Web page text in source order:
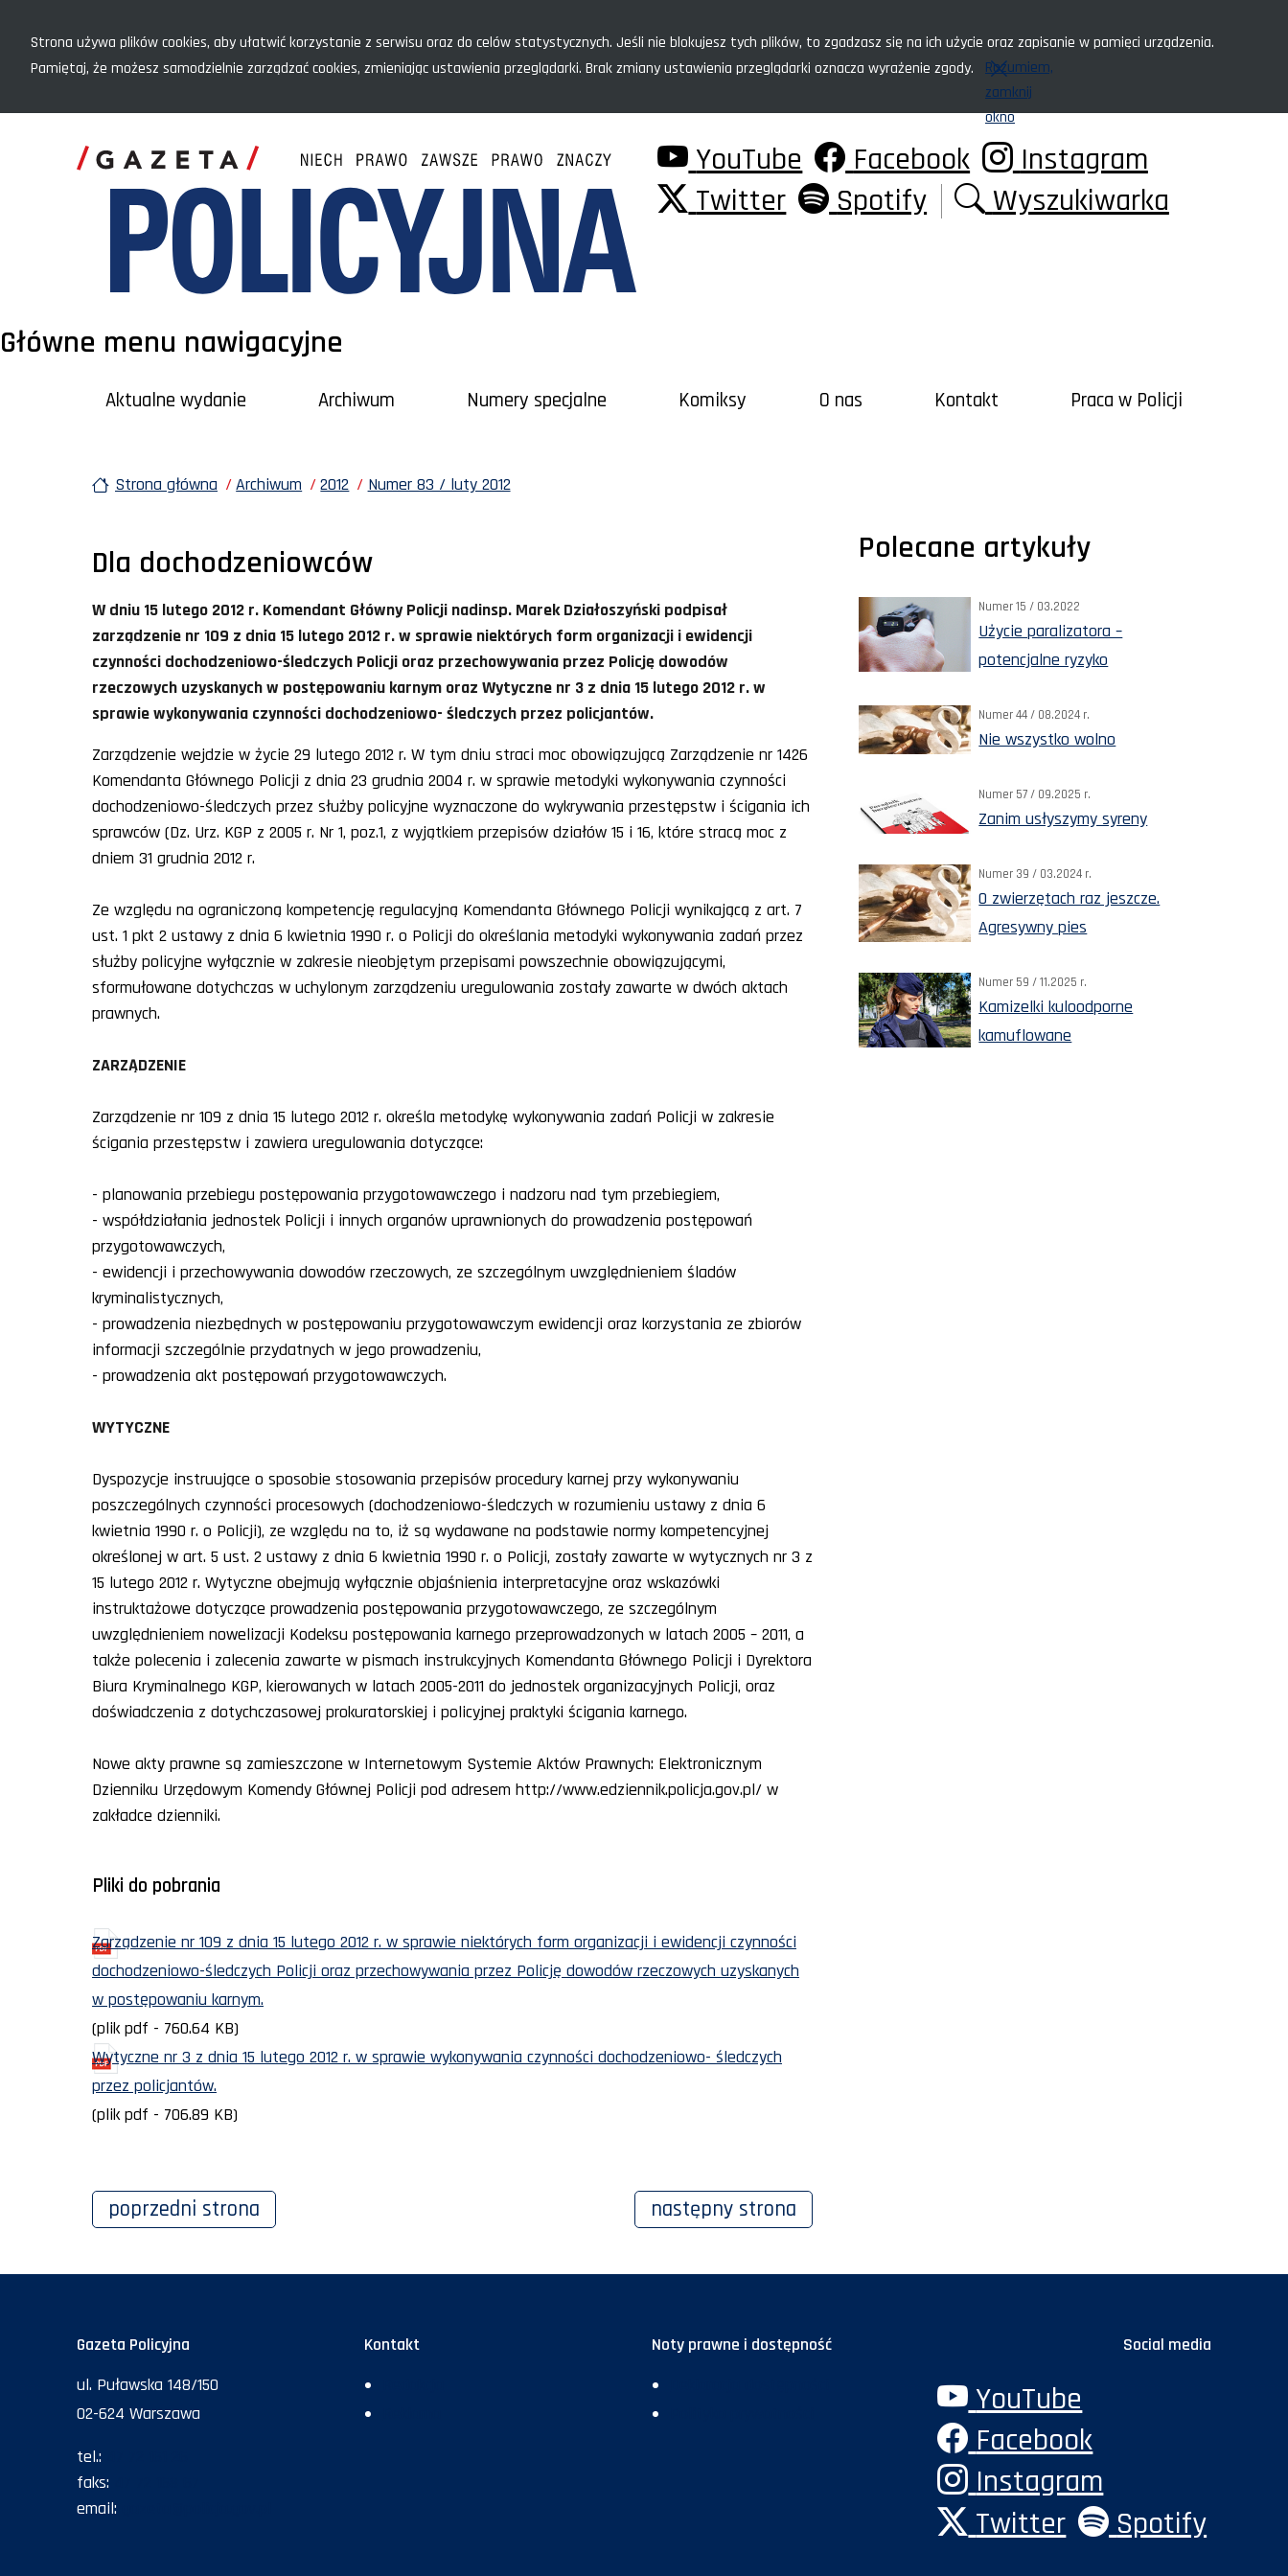
Strona używa plików cookies, aby ułatwić korzystanie z serwisu oraz do celów statystycznych. Jeśli nie blokujesz tych plików, to zgadzasz się na ich użycie oraz zapisanie w pamięci urządzenia.
Pamiętaj, że możesz samodzielnie zarządzać cookies, zmieniając ustawienia przeglądarki. Brak zmiany ustawienia przeglądarki oznacza wyrażenie zgody.
Rozumiem,
zamknij
okno
YouTube Facebook
Instagram
Twitter
Spotify Wyszukiwarka
Główne menu nawigacyjne
Aktualne wydanie Archiwum Numery specjalne Komiksy O nas Kontakt Praca w Policji
Strona główna Archiwum 2012 Numer 83 / luty 2012
Dla dochodzeniowców
W dniu 15 lutego 2012 r. Komendant Główny Policji nadinsp. Marek Działoszyński podpisał
zarządzenie nr 109 z dnia 15 lutego 2012 r. w sprawie niektórych form organizacji i ewidencji
czynności dochodzeniowo-śledczych Policji oraz przechowywania przez Policję dowodów
rzeczowych uzyskanych w postępowaniu karnym oraz Wytyczne nr 3 z dnia 15 lutego 2012 r. w
sprawie wykonywania czynności dochodzeniowo- śledczych przez policjantów.
Zarządzenie wejdzie w życie 29 lutego 2012 r. W tym dniu straci moc obowiązującą Zarządzenie nr 1426
Komendanta Głównego Policji z dnia 23 grudnia 2004 r. w sprawie metodyki wykonywania czynności
dochodzeniowo-śledczych przez służby policyjne wyznaczone do wykrywania przestępstw i ścigania ich
sprawców (Dz. Urz. KGP z 2005 r. Nr 1, poz.1, z wyjątkiem przepisów działów 15 i 16, które stracą moc z
dniem 31 grudnia 2012 r.
Ze względu na ograniczoną kompetencję regulacyjną Komendanta Głównego Policji wynikającą z art. 7
ust. 1 pkt 2 ustawy z dnia 6 kwietnia 1990 r. o Policji do określania metodyki wykonywania zadań przez
służby policyjne wyłącznie w zakresie nieobjętym przepisami powszechnie obowiązującymi,
sformułowane dotychczas w uchylonym zarządzeniu uregulowania zostały zawarte w dwóch aktach
prawnych.
ZARZĄDZENIE
Zarządzenie nr 109 z dnia 15 lutego 2012 r. określa metodykę wykonywania zadań Policji w zakresie
ścigania przestępstw i zawiera uregulowania dotyczące:
- planowania przebiegu postępowania przygotowawczego i nadzoru nad tym przebiegiem,
- współdziałania jednostek Policji i innych organów uprawnionych do prowadzenia postępowań
przygotowawczych,
- ewidencji i przechowywania dowodów rzeczowych, ze szczególnym uwzględnieniem śladów
kryminalistycznych,
- prowadzenia niezbędnych w postępowaniu przygotowawczym ewidencji oraz korzystania ze zbiorów
informacji szczególnie przydatnych w jego prowadzeniu,
- prowadzenia akt postępowań przygotowawczych.
WYTYCZNE
Dyspozycje instruujące o sposobie stosowania przepisów procedury karnej przy wykonywaniu
poszczególnych czynności procesowych (dochodzeniowo-śledczych w rozumieniu ustawy z dnia 6
kwietnia 1990 r. o Policji), ze względu na to, iż są wydawane na podstawie normy kompetencyjnej
określonej w art. 5 ust. 2 ustawy z dnia 6 kwietnia 1990 r. o Policji, zostały zawarte w wytycznych nr 3 z
15 lutego 2012 r. Wytyczne obejmują wyłącznie objaśnienia interpretacyjne oraz wskazówki
instruktażowe dotyczące prowadzenia postępowania przygotowawczego, ze szczególnym
uwzględnieniem nowelizacji Kodeksu postępowania karnego przeprowadzonych w latach 2005 – 2011, a
także polecenia i zalecenia zawarte w pismach instrukcyjnych Komendanta Głównego Policji i Dyrektora
Biura Kryminalnego KGP, kierowanych w latach 2005-2011 do jednostek organizacyjnych Policji, oraz
doświadczenia z dotychczasowej prokuratorskiej i policyjnej praktyki ścigania karnego.
Nowe akty prawne są zamieszczone w Internetowym Systemie Aktów Prawnych: Elektronicznym
Dzienniku Urzędowym Komendy Głównej Policji pod adresem http://www.edziennik.policja.gov.pl/ w
zakładce dzienniki.
Pliki do pobrania
Zarządzenie nr 109 z dnia 15 lutego 2012 r. w sprawie niektórych form organizacji i ewidencji czynności
dochodzeniowo-śledczych Policji oraz przechowywania przez Policję dowodów rzeczowych uzyskanych
w postępowaniu karnym.
(plik pdf - 760.64 KB)
Wytyczne nr 3 z dnia 15 lutego 2012 r. w sprawie wykonywania czynności dochodzeniowo- śledczych
przez policjantów.
(plik pdf - 706.89 KB)
poprzedni strona następny strona
Polecane artykuły
Numer 15 / 03.2022
Użycie paralizatora –
potencjalne ryzyko
Numer 44 / 08.2024 r.
Nie wszystko wolno
Numer 57 / 09.2025 r.
Zanim usłyszymy syreny
Numer 39 / 03.2024 r.
O zwierzętach raz jeszcze.
Agresywny pies
Numer 59 / 11.2025 r.
Kamizelki kuloodporne
kamuflowane
Gazeta Policyjna
ul. Puławska 148/150
02-624 Warszawa
tel.:
faks:
email:
Kontakt Noty prawne i dostępność Social media
YouTube
Facebook
Instagram
Twitter
Spotify